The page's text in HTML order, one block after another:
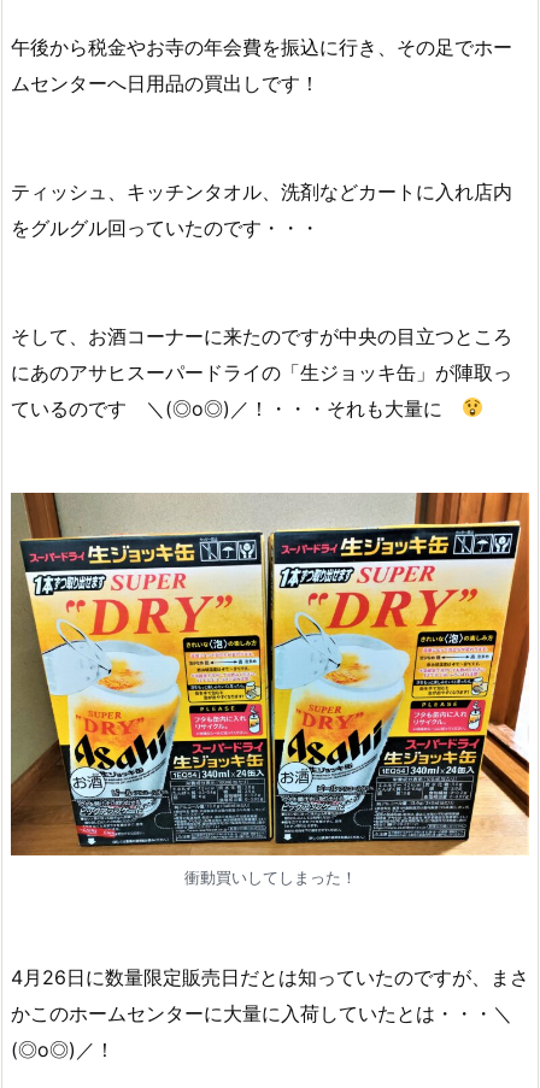
午後から税金やお寺の年会費を振込に行き、その足でホー
ムセンターへ日用品の買出しです！
ティッシュ、キッチンタオル、洗剤などカートに入れ店内
をグルグル回っていたのです・・・
そして、お酒コーナーに来たのですが中央の目立つところ
にあのアサヒスーパードライの「生ジョッキ缶」が陣取っ
ているのです ＼(◎o◎)／！・・・それも大量に
衝動買いしてしまった！
4月26日に数量限定販売日だとは知っていたのですが、まさ
かこのホームセンターに大量に入荷していたとは・・・＼
(◎o◎)／！